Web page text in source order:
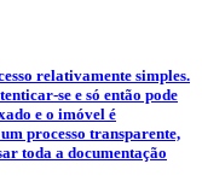
relativamente simples.
se e só então pode
e o imóvel é
processo transparente,
toda a documentação